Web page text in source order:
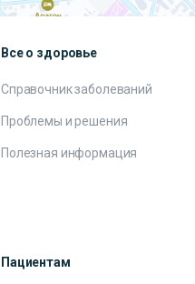
Все о здоровье
Справочник заболеваний
Проблемы и решения
Полезная информация
Пациентам